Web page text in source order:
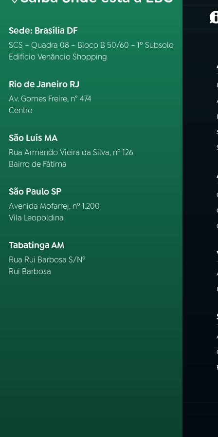
Sede: Brasília DF
SCS – Quadra 08 – Bloco B 50/60 – 1º Subsolo
Edifício Venâncio Shopping
Rio de Janeiro RJ
Av. Gomes Freire, n° 474
Centro
São Luís MA
Rua Armando Vieira da Silva, nº 126
Bairro de Fátima
São Paulo SP
Avenida Mofarrej, nº 1.200
Vila Leopoldina
Tabatinga AM
Rua Rui Barbosa S/Nº
Rui Barbosa